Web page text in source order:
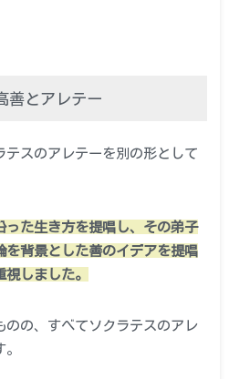
善とアレテー
テスのアレテーを別の形として
った生き方を提唱し、その弟子
を背景とした善のイデアを提唱
しました。
のの、すべてソクラテスのアレ